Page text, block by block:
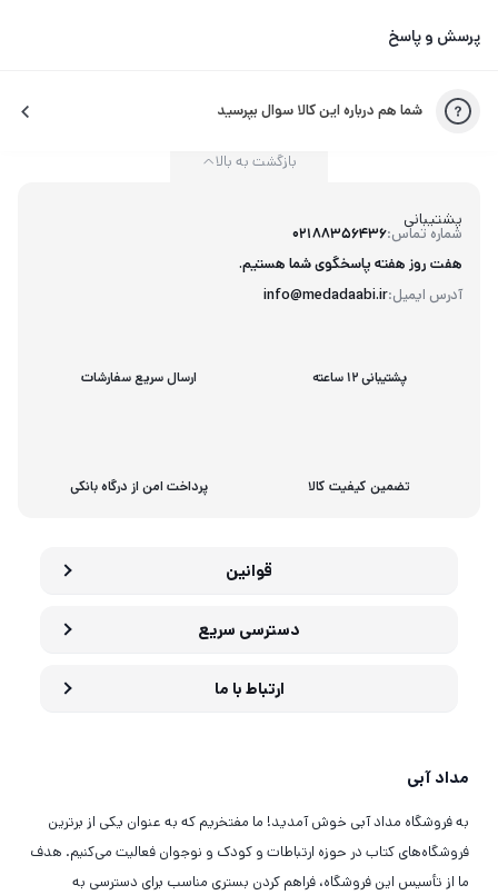
پرسش و پاسخ
شما هم درباره این کالا سوال بپرسید
پشتیبانی
شماره تماس:02188356436
آدرس ایمیل:info@medadaabi.ir
هفت روز هفته پاسخگوی شما هستیم.
بازگشت به بالا
پشتیبانی 12 ساعته ارسال سریع سفارشات
تضمین کیفیت کالا پرداخت امن از درگاه بانکی
قوانین
دسترسی سریع
ارتباط با ما
مداد آبی
به فروشگاه مداد آبی خوش آمدید! ما مفتخریم که به عنوان یکی از برترین
فروشگاه‌های کتاب در حوزه ارتباطات و کودک و نوجوان فعالیت می‌کنیم. هدف
ما از تأسیس این فروشگاه، فراهم کردن بستری مناسب برای دسترسی به